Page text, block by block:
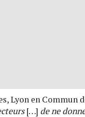
Lyon en Commun
[…] de ne